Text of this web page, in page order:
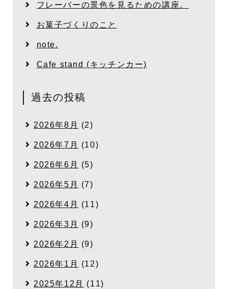
フレーバーの景色を見るための講座。
お菓子づくりのこと
note.
Cafe stand (キッチンカー)
過去の投稿
2026年8月 (2)
2026年7月 (10)
2026年6月 (5)
2026年5月 (7)
2026年4月 (11)
2026年3月 (9)
2026年2月 (9)
2026年1月 (12)
2025年12月 (11)